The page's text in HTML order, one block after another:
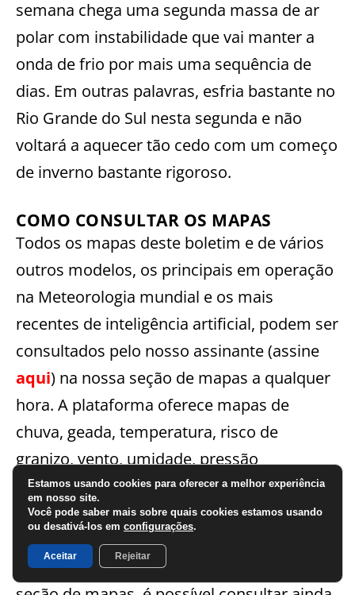
semana chega uma segunda massa de ar
polar com instabilidade que vai manter a
onda de frio por mais uma sequência de
dias. Em outras palavras, esfria bastante no
Rio Grande do Sul nesta segunda e não
voltará a aquecer tão cedo com um começo
de inverno bastante rigoroso.
COMO CONSULTAR OS MAPAS
Todos os mapas deste boletim e de vários
outros modelos, os principais em operação
na Meteorologia mundial e os mais
recentes de inteligência artificial, podem ser
consultados pelo nosso assinante (assine
aqui) na nossa seção de mapas a qualquer
hora. A plataforma oferece mapas de
chuva, geada, temperatura, risco de
granizo, vento, umidade, pressão
atmosférica, neve, umidade no solo e risco
de incêndio e raios, dentre outras variáveis,
com atualizações duas a quatro vezes ao
dia, de acordo com cada simulação. Na
Estamos usando cookies para oferecer a melhor experiência
em nosso site.
Você pode saber mais sobre quais cookies estamos usando
ou desativá-los em configurações.
Aceitar Rejeitar